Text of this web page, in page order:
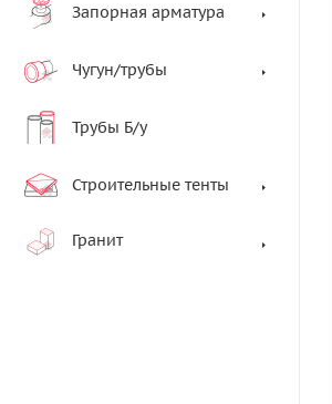
Запорная арматура
Чугун/трубы
Трубы Б/у
Строительные тенты
Гранит